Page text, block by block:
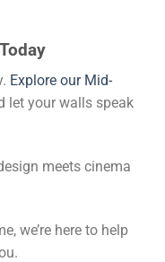
Explore our Mid-
let your walls speak
meets cinema
we’re here to help